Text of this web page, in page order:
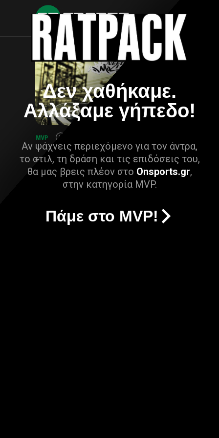
Δεν χαθήκαμε.
Αλλάξαμε γήπεδο!
Αν ψάχνεις περιεχόμενο για τον άντρα,
το στιλ, τη δράση και τις επιδόσεις του,
θα μας βρεις πλέον στο Onsports.gr,
στην κατηγορία MVP.
Πάμε στο MVP!